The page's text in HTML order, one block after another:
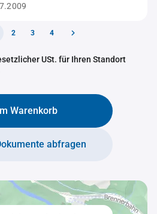
2 3 4
USt. für Ihren Standort
Warenkorb
abfragen